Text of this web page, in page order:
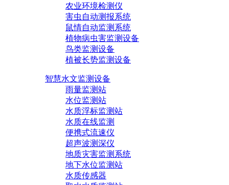
农业环境检测仪
害虫自动测报系统
鼠情自动监测系统
植物病虫害监测设备
鸟类监测设备
植被长势监测设备
智慧水文监测设备
雨量监测站
水位监测站
水质浮标监测站
水质在线监测
便携式流速仪
超声波测深仪
地质灾害监测系统
地下水位监测站
水质传感器